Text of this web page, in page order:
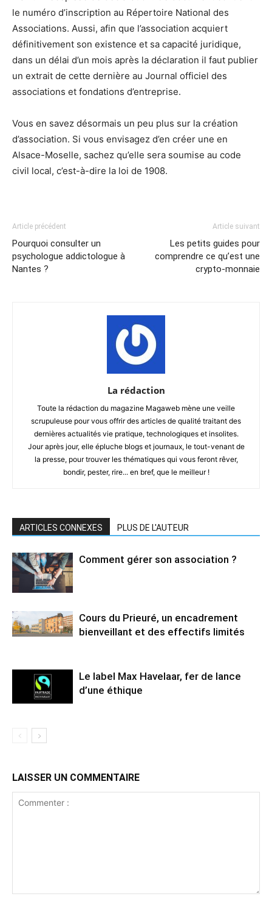
le numéro d’inscription au Répertoire National des
Associations. Aussi, afin que l’association acquiert
définitivement son existence et sa capacité juridique,
dans un délai d’un mois après la déclaration il faut publier
un extrait de cette dernière au Journal officiel des
associations et fondations d’entreprise.
Vous en savez désormais un peu plus sur la création
d’association. Si vous envisagez d’en créer une en
Alsace-Moselle, sachez qu’elle sera soumise au code
civil local, c’est-à-dire la loi de 1908.
Article précédent
Pourquoi consulter un
psychologue addictologue à
Nantes ?
Article suivant
Les petits guides pour
comprendre ce qu’est une
crypto-monnaie
La rédaction
Toute la rédaction du magazine Magaweb mène une veille
scrupuleuse pour vous offrir des articles de qualité traitant des
dernières actualités vie pratique, technologiques et insolites.
Jour après jour, elle épluche blogs et journaux, le tout-venant de
la presse, pour trouver les thématiques qui vous feront rêver,
bondir, pester, rire... en bref, que le meilleur !
ARTICLES CONNEXES PLUS DE L'AUTEUR
Comment gérer son association ?
Cours du Prieuré, un encadrement
bienveillant et des effectifs limités
Le label Max Havelaar, fer de lance
d’une éthique
LAISSER UN COMMENTAIRE